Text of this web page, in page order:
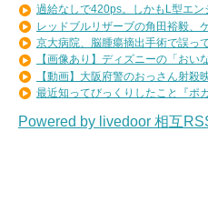
過給なしで420ps。しかもL型エ
レッドブルリザーブの角田裕毅、
京大病院、脳腫瘍摘出手術で誤っ
【画像あり】ディズニーの「おい
【動画】大阪府警のおっさん射殺
最近知ってびっくりしたこと『ポ
Powered by livedoor 相互